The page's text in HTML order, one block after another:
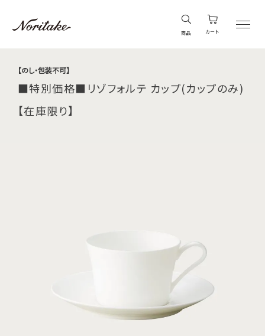
商品 カート
【のし・包装不可】
■特別価格■リゾフォルテ カップ(カップのみ)
【在庫限り】